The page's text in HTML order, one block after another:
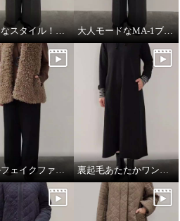
モードなスタイル！ワントーンコーデ 大人モードなMA-1ブルゾン